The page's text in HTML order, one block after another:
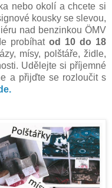
nebo okolí a chcete si
kousky se slevou,
nad benzinkou ÖMV
probíhat od 10 do 18
mísy, polštáře, židle,
Udělejte si příjemné
a přijďte se rozloučit s